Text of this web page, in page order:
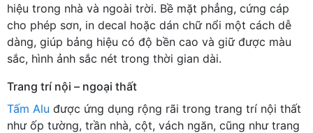
hiệu trong nhà và ngoài trời. Bề mặt phẳng, cứng cáp
cho phép sơn, in decal hoặc dán chữ nổi một cách dễ
dàng, giúp bảng hiệu có độ bền cao và giữ được màu
sắc, hình ảnh sắc nét trong thời gian dài.
Trang trí nội – ngoại thất
Tấm Alu được ứng dụng rộng rãi trong trang trí nội thất
như ốp tường, trần nhà, cột, vách ngăn, cũng như trang